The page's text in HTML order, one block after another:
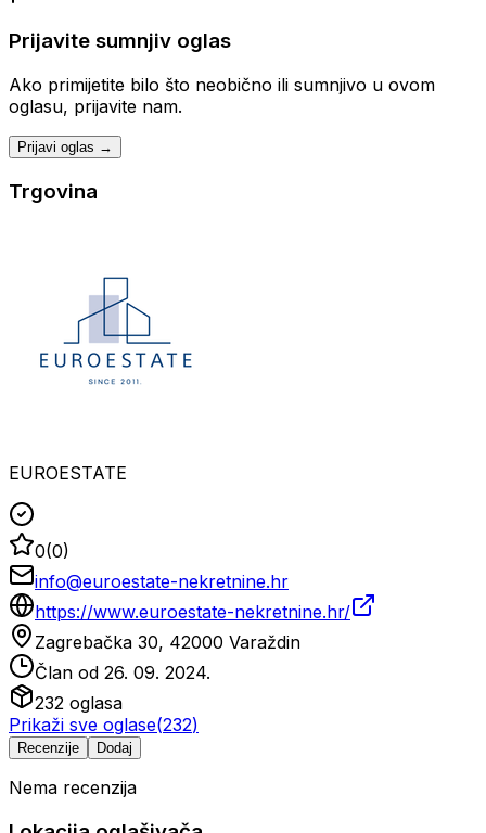
Prijavite sumnjiv oglas
Ako primijetite bilo što neobično ili sumnjivo u ovom
oglasu, prijavite nam.
Prijavi oglas →
Trgovina
EUROESTATE
0(0)
info@euroestate-nekretnine.hr
https://www.euroestate-nekretnine.hr/
Zagrebačka 30, 42000 Varaždin
Član od 26. 09. 2024.
232 oglasa
Prikaži sve oglase(232)
Recenzije Dodaj
Nema recenzija